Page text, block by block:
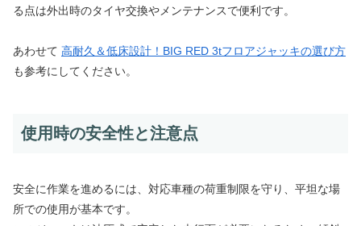
る点は外出時のタイヤ交換やメンテナンスで便利です。
あわせて 高耐久＆低床設計！BIG RED 3tフロアジャッキの選び方
も参考にしてください。
使用時の安全性と注意点
安全に作業を進めるには、対応車種の荷重制限を守り、平坦な場
所での使用が基本です。